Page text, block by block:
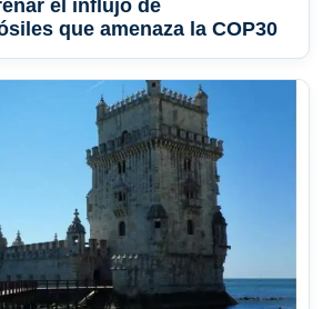
el influjo de
que amenaza la COP30